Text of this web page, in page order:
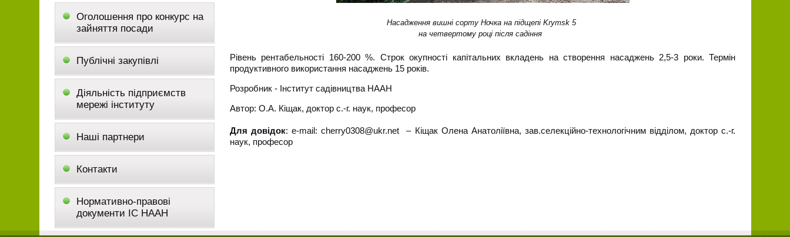
Оголошення про конкурс на
зайняття посади
Публічні закупівлі
Діяльність підприємств
мережі інституту
Наші партнери
Контакти
Нормативно-правові
документи ІС НААН
Насадження вишні сорту Ночка на підщепі Krymsk 5
на четвертому році після садіння
Рівень рентабельності 160-200 %. Строк окупності капітальних вкладень на створення насаджень 2,5-3 роки. Термін
продуктивного використання насаджень 15 років.
Розробник - Інститут садівництва НААН
Автор: О.А. Кіщак, доктор с.-г. наук, професор
Для довідок: e-mail: cherry0308@ukr.net – Кіщак Олена Анатоліївна, зав.селекційно-технологічним відділом, доктор с.-г.
наук, професор